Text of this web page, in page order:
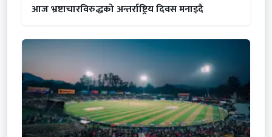
आज भ्रष्टाचारविरुद्धको अन्तर्राष्ट्रिय दिवस मनाइदै